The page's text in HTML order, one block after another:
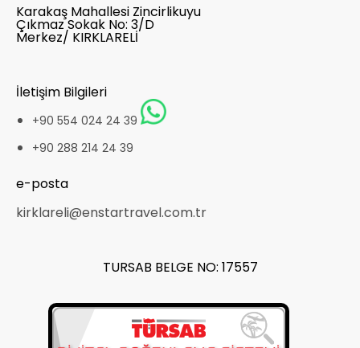
Karakaş Mahallesi Zincirlikuyu
Çıkmaz Sokak No: 3/D
Merkez/ KIRKLARELİ
İletişim Bilgileri
+90 554 024 24 39
+90 288 214 24 39
e-posta
kirklareli@enstartravel.com.tr
TURSAB BELGE NO: 17557